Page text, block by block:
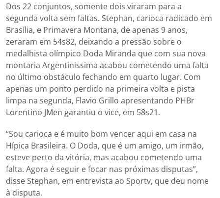
Dos 22 conjuntos, somente dois viraram para a
segunda volta sem faltas. Stephan, carioca radicado em
Brasília, e Primavera Montana, de apenas 9 anos,
zeraram em 54s82, deixando a pressão sobre o
medalhista olímpico Doda Miranda que com sua nova
montaria Argentinissima acabou cometendo uma falta
no último obstáculo fechando em quarto lugar. Com
apenas um ponto perdido na primeira volta e pista
limpa na segunda, Flavio Grillo apresentando PHBr
Lorentino JMen garantiu o vice, em 58s21.
“Sou carioca e é muito bom vencer aqui em casa na
Hípica Brasileira. O Doda, que é um amigo, um irmão,
esteve perto da vitória, mas acabou cometendo uma
falta. Agora é seguir e focar nas próximas disputas”,
disse Stephan, em entrevista ao Sportv, que deu nome
à disputa.